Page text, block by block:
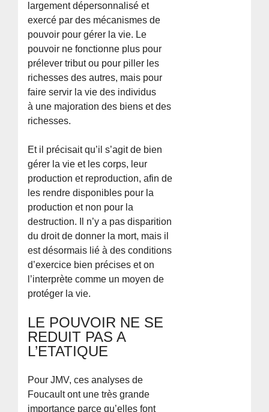
largement dépersonnalisé et
exercé par des mécanismes de
pouvoir pour gérer la vie. Le
pouvoir ne fonctionne plus pour
prélever tribut ou pour piller les
richesses des autres, mais pour
faire servir la vie des individus
à une majoration des biens et des
richesses.
Et il précisait qu’il s’agit de bien
gérer la vie et les corps, leur
production et reproduction, afin de
les rendre disponibles pour la
production et non pour la
destruction. Il n’y a pas disparition
du droit de donner la mort, mais il
est désormais lié à des conditions
d’exercice bien précises et on
l’interprète comme un moyen de
protéger la vie.
LE POUVOIR NE SE
REDUIT PAS A
L’ETATIQUE
Pour JMV, ces analyses de
Foucault ont une très grande
importance parce qu’elles font